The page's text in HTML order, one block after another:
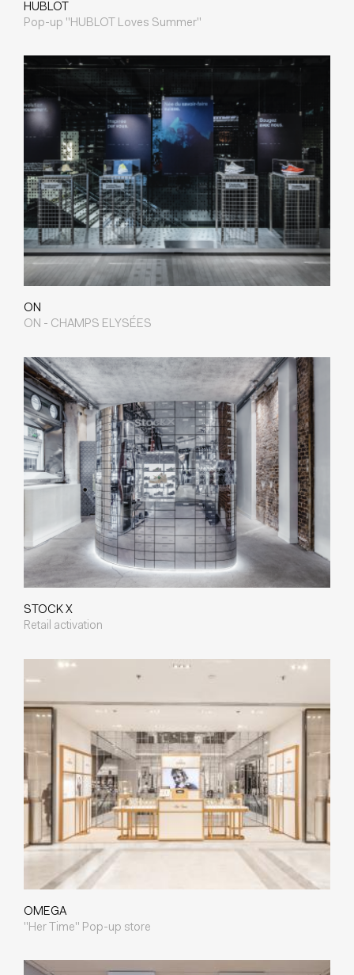
HUBLOT
Pop-up "HUBLOT Loves Summer"
ON
ON - CHAMPS ELYSÉES
STOCK X
Retail activation
OMEGA
"Her Time" Pop-up store